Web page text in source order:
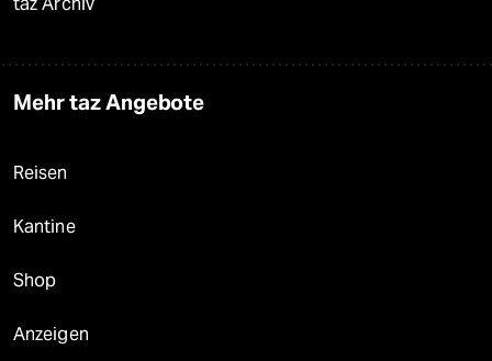
Mehr taz Angebote
Reisen
Kantine
Shop
Anzeigen